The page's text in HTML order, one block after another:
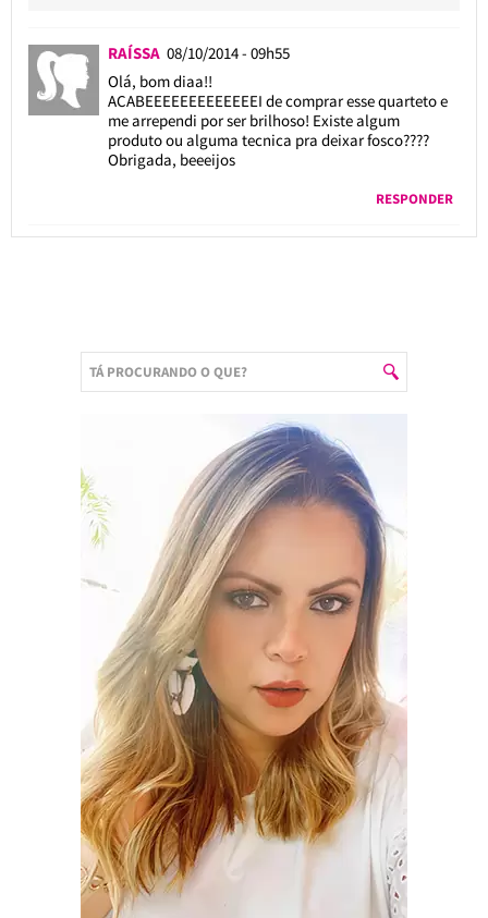
RAÍSSA 08/10/2014 - 09h55
Olá, bom diaa!!
ACABEEEEEEEEEEEEEI de comprar esse quarteto e
me arrependi por ser brilhoso! Existe algum
produto ou alguma tecnica pra deixar fosco????
Obrigada, beeeijos
RESPONDER